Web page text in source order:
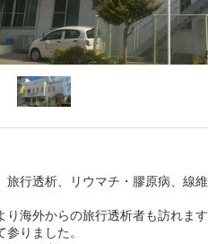
旅行透析、リウマチ・膠原病、線
り海外からの旅行透析者も訪れま
りました。